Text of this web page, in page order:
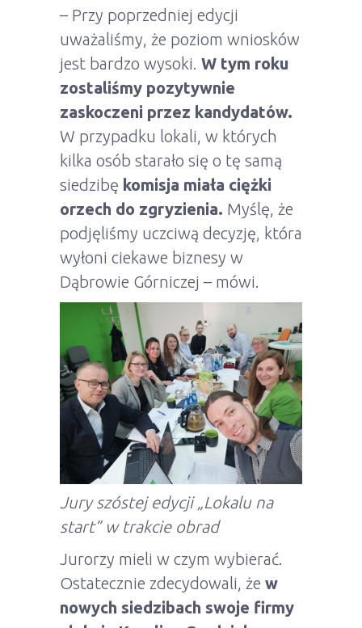
– Przy poprzedniej edycji
uważaliśmy, że poziom wniosków
jest bardzo wysoki. W tym roku
zostaliśmy pozytywnie
zaskoczeni przez kandydatów.
W przypadku lokali, w których
kilka osób starało się o tę samą
siedzibę komisja miała ciężki
orzech do zgryzienia. Myślę, że
podjęliśmy uczciwą decyzję, która
wyłoni ciekawe biznesy w
Dąbrowie Górniczej – mówi.
Jury szóstej edycji „Lokalu na
start” w trakcie obrad
Jurorzy mieli w czym wybierać.
Ostatecznie zdecydowali, że w
nowych siedzibach swoje firmy